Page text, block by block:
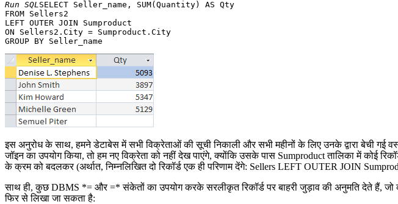
Run SQLSELECT Seller_name, SUM(Quantity) AS Qty
FROM Sellers2
LEFT OUTER JOIN Sumproduct
ON Sellers2.City = Sumproduct.City
इस अनुरोध के साथ, हमने डेटाबेस में सभी विक्रेताओं की सूची निकाली और सभी महीनों के लिए उनके द्वारा बेची
जॉइन का उपयोग किया, तो हम नए विक्रेता को नहीं देख पाएंगे, क्योंकि उसके पास Sumproduct तालिका में कोई
के क्रम को बदलकर (अर्थात, निम्नलिखित दो रिकॉर्ड एक ही परिणाम देंगे: Sellers LEFT OUTER JOIN
साथ ही, कुछ DBMS *= और =* संकेतों का उपयोग करके सरलीकृत रिकॉर्ड पर बाहरी जुड़ाव की अनुमति देते हैं,
फिर से लिखा जा सकता है: